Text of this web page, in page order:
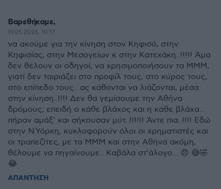
Βαρεθήκαμε,
19.05.2026, 10:17
να ακούμε για την κίνηση στον Κηφισό, στην
Κηφισίας, στην Μεσογείων κ στην Κατεχάκη..!!!!! Άμα
δεν θέλουν οι οδηγοί, να χρησιμοποιήσουν τα ΜΜΜ,
γιατί δεν ταιριάζει στο προφίλ τους, στο κύρος τους,
στο επίπεδο τους.. ας κάθονται να λιάζονται, μέσα
στην κίνηση..!!!! Δεν θα γεμίσουμε την Αθήνα
δρόμους, επειδή ο κάθε βλάχος και η κάθε βλάχα..
πήραν αμάξ' και σήκουσαν μύτ..!!!!!! Άντε πια..!!!! Εδώ
στην Ν.Υόρκη, κυκλοφορούν όλοι οι χρηματιστές και
οι τραπεζίτες, με τα ΜΜΜ και στην Αθήνα ακόμη,
θέλουμε να πηγαίνουμε.. Καβάλα στ'άλογο... 😠 😅🤣
😂
ΑΠΑΝΤΗΣΗ